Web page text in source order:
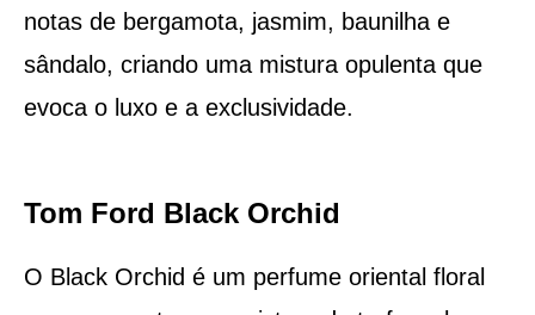
notas de bergamota, jasmim, baunilha e
sândalo, criando uma mistura opulenta que
evoca o luxo e a exclusividade.
Tom Ford Black Orchid
O Black Orchid é um perfume oriental floral